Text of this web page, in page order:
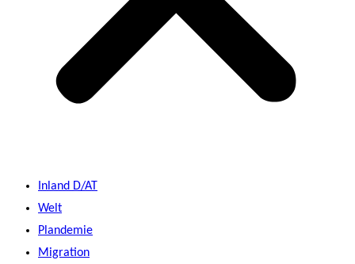
Inland D/AT
Welt
Plandemie
Migration